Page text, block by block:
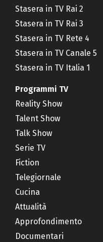
Stasera in TV Rai 2
Stasera in TV Rai 3
Stasera in TV Rete 4
Stasera in TV Canale 5
Stasera in TV Italia 1
Programmi TV
Reality Show
Talent Show
Talk Show
Serie TV
Fiction
Telegiornale
Cucina
Attualità
Approfondimento
Documentari